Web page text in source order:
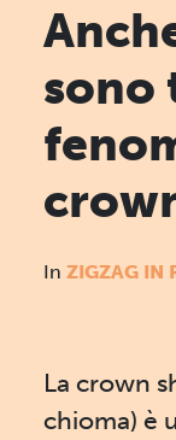
sono
In ZIGZAG IN
La crown
chioma) è